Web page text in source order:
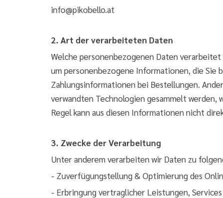
info@pikobello.at
2. Art der verarbeiteten Daten
Welche personenbezogenen Daten
um personenbezogene Informationen, die Sie
Zahlungsinformationen bei Bestellungen.
verwandten Technologien gesammelt werden,
Regel kann aus diesen Informationen nicht
3. Zwecke der Verarbeitung
Unter anderem verarbeiten wir Daten zu
- Zuverfügungstellung & Optimierung des
- Erbringung vertraglicher Leistungen,